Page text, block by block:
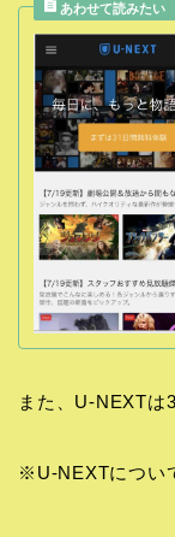
また、U-NEXTは
※U-NEXTについ